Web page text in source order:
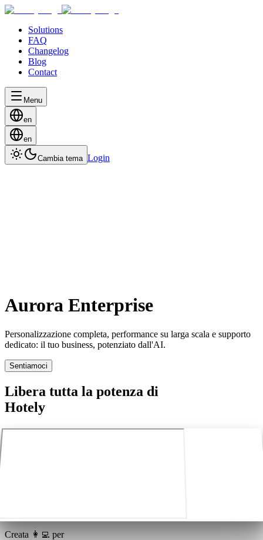
Solutions
FAQ
Changelog
Blog
Contact
Menu
en
en
Cambia tema Login
Aurora Enterprise
Personalizzazione completa, performance su larga scala e supporto
dedicato: il tuo business, potenziato dall'AI.
Sentiamoci
Libera tutta la potenza di
Hotely
Creata 👩‍💻 per